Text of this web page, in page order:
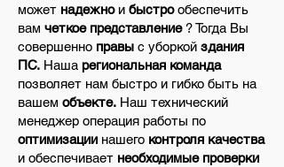
может надежно и быстро обеспечить
вам четкое представление ? Тогда Вы
совершенно правы с уборкой здания
ПС. Наша региональная команда
позволяет нам быстро и гибко быть на
вашем объекте. Наш технический
менеджер операция работы по
оптимизации нашего контроля качества
и обеспечивает необходимые проверки